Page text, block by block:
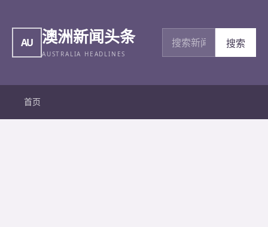
AU 澳洲新闻头条
AUSTRALIA HEADLINES
搜索新闻
搜索
首页